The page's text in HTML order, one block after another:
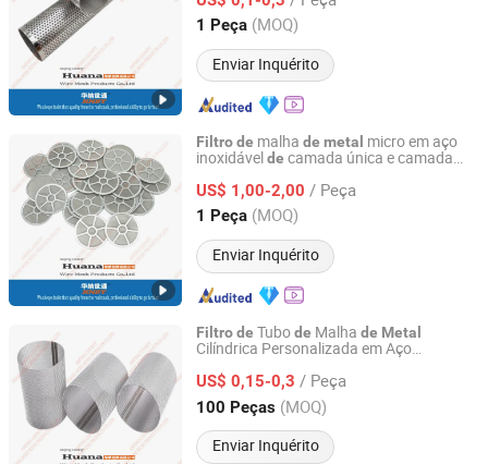
1 Peça (MOQ)
Enviar Inquérito
Hebei, China Desde 2023
Filtrode malha de metal micro em aço
inoxidávelde camada única e camada
disco
US$ 1,00-2,00 / Peça
1 Peça (MOQ)
Enviar Inquérito
Anping County Huana Wire Mesh Products Co., Ltd.
Hebei, China Desde 2023
Filtrode Tubode Malha de Metal
Cilíndrica Personalizada em Aço
US$ 0,15-0,3 / Peça
100 Peças (MOQ)
Enviar Inquérito
Anping County Huana Wire Mesh Products Co., Ltd.
Hebei, China Desde 2023